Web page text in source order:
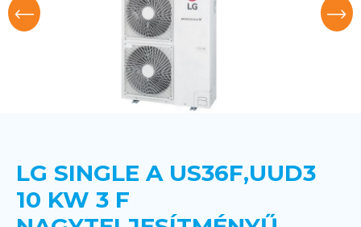
LG SINGLE A US36F,UUD3
10 KW 3 F